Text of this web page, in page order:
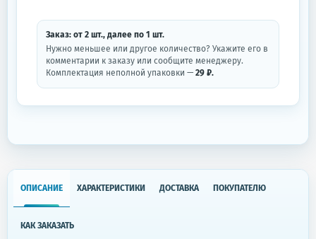
Заказ: от 2 шт., далее по 1 шт.
Нужно меньшее или другое количество? Укажите его в
комментарии к заказу или сообщите менеджеру.
Комплектация неполной упаковки — 29 ₽.
ОПИСАНИЕ ХАРАКТЕРИСТИКИ ДОСТАВКА ПОКУПАТЕЛЮ
КАК ЗАКАЗАТЬ